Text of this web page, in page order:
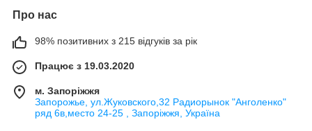
Про нас
98% позитивних з 215 відгуків за рік
Працює з 19.03.2020
м. Запоріжжя
Запорожье, ул.Жуковского,32 Радиорынок "Анголенко"
ряд 6в,место 24-25 , Запоріжжя, Україна